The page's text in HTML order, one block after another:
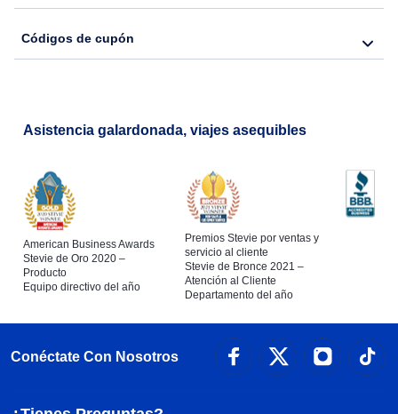
Códigos de cupón
Asistencia galardonada, viajes asequibles
American Business Awards
Stevie de Oro 2020 –
Producto
Equipo directivo del año
Premios Stevie por ventas y
servicio al cliente
Stevie de Bronce 2021 –
Atención al Cliente
Departamento del año
Conéctate Con Nosotros